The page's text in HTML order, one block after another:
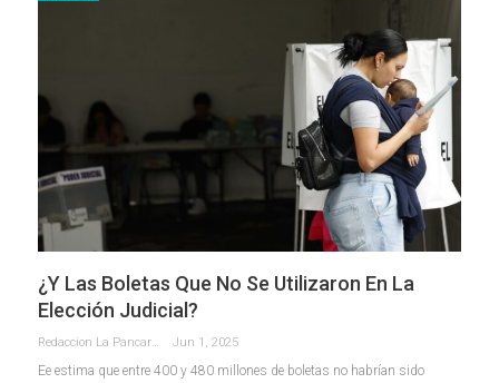
¿Y Las Boletas Que No Se Utilizaron En La
Elección Judicial?
Redaccion La Pancarta De Quintana Roo Jun 1, 2025
Ee estima que entre 400 y 480 millones de boletas no habrían sido